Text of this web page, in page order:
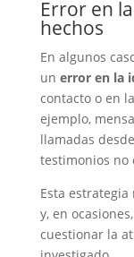
Error en
hechos
En algunos
un error en la
contacto o en
ejemplo,
llamadas
testimonios no
Esta
y, en
cuestionar la